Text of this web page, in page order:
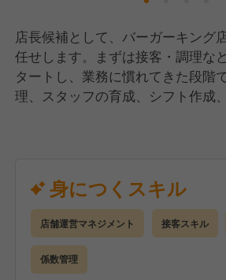
店長候補として、バーガーキング
任せします。まずは接客・調理な
タートし、業務に慣れてきた段階
理、スタッフの育成、シフト作成
くりに関われるため、裁量とやり
きやすく、お客様に選ばれる店舗
だくことを期待しています。
身につくスキル
店舗運営マネジメント 接客スキル
係数管理